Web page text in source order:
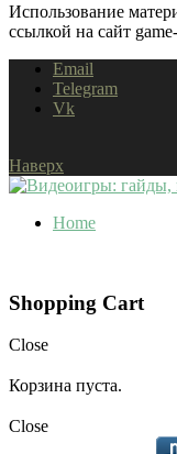
Использование
ссылкой на сайт
Email
Telegram
Vk
Наверх
Home
Shopping Cart
Close
Корзина пуста.
Close